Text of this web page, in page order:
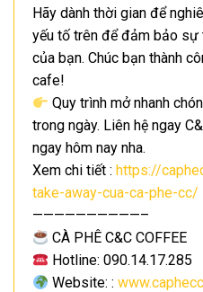
Hãy dành thời gian để
yếu tố trên để đảm bảo sự
của bạn. Chúc bạn thành
cafe!
Quy trình mở nhanh
trong ngày. Liên hệ ngay
ngay hôm nay nha.
Xem chi tiết : https://
take-away-cua-ca-phe-cc/
——————————–
CÀ PHÊ C&C COFFEE
Hotline: 090.14.17.285
Website: :